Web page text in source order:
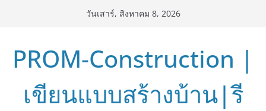
วันเสาร์, สิงหาคม 8, 2026
PROM-Construction |
เขียนแบบสร้างบ้าน|รี